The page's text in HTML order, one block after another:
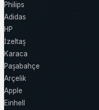
Philips
Adidas
HP
İzeltaş
Karaca
Paşabahçe
Arçelik
Apple
Einhell